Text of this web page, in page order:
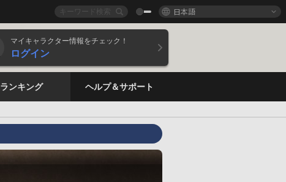
日本語
マイキャラクター情報をチェック！
ログイン
ランキング ヘルプ＆サポート